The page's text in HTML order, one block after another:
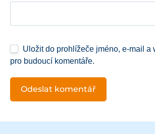
Uložit do prohlížeče jméno, e-mail a
pro budoucí komentáře.